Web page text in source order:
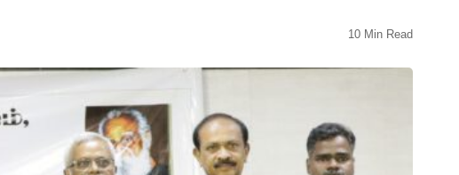
10 Min Read